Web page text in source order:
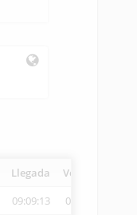
Llegada Vetcheck
09:09:13 09:11:11